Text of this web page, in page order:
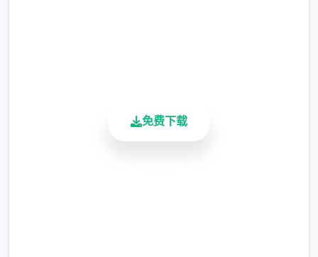
免费下载